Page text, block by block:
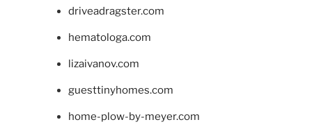
driveadragster.com
hematologa.com
lizaivanov.com
guesttinyhomes.com
home-plow-by-meyer.com